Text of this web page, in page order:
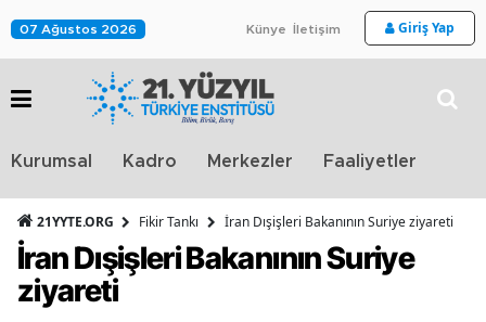
07 Ağustos 2026 Künye İletişim Giriş Yap
Kurumsal Kadro Merkezler Faaliyetler
21YYTE.ORG Fikir Tankı İran Dışişleri Bakanının Suriye ziyareti
İran Dışişleri Bakanının Suriye
ziyareti